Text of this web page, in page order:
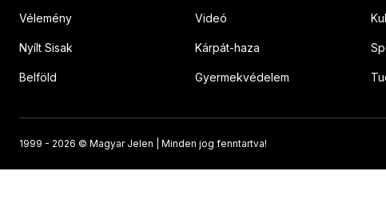
Vélemény
Nyílt Sisak
Belföld
Videó
Kárpát-haza
Gyermekvédelem
1999 - 2026 © Magyar Jelen | Minden jog fenntartva!